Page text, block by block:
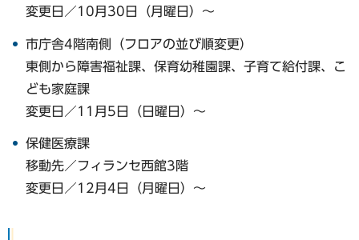
変更日／10月30日（月曜日）～
市庁舎4階南側（フロアの並び順変更）
東側から障害福祉課、保育幼稚園課、子育て給付課、こ
ども家庭課
変更日／11月5日（日曜日）～
保健医療課
移動先／フィランセ西館3階
変更日／12月4日（月曜日）～